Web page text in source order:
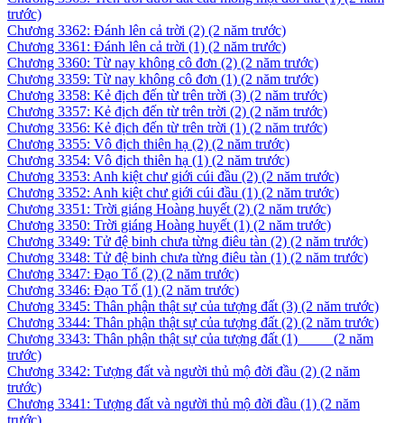
trước)
Chương 3362: Đánh lên cả trời (2) (2 năm trước)
Chương 3361: Đánh lên cả trời (1) (2 năm trước)
Chương 3360: Từ nay không cô đơn (2) (2 năm trước)
Chương 3359: Từ nay không cô đơn (1) (2 năm trước)
Chương 3358: Kẻ địch đến từ trên trời (3) (2 năm trước)
Chương 3357: Kẻ địch đến từ trên trời (2) (2 năm trước)
Chương 3356: Kẻ địch đến từ trên trời (1) (2 năm trước)
Chương 3355: Vô địch thiên hạ (2) (2 năm trước)
Chương 3354: Vô địch thiên hạ (1) (2 năm trước)
Chương 3353: Anh kiệt chư giới cúi đầu (2) (2 năm trước)
Chương 3352: Anh kiệt chư giới cúi đầu (1) (2 năm trước)
Chương 3351: Trời giáng Hoàng huyết (2) (2 năm trước)
Chương 3350: Trời giáng Hoàng huyết (1) (2 năm trước)
Chương 3349: Tử đệ binh chưa từng điêu tàn (2) (2 năm trước)
Chương 3348: Tử đệ binh chưa từng điêu tàn (1) (2 năm trước)
Chương 3347: Đạo Tổ (2) (2 năm trước)
Chương 3346: Đạo Tổ (1) (2 năm trước)
Chương 3345: Thân phận thật sự của tượng đất (3) (2 năm trước)
Chương 3344: Thân phận thật sự của tượng đất (2) (2 năm trước)
Chương 3343: Thân phận thật sự của tượng đất (1) ­ ­ ­ ­ ­ ­ ­ ­ ­ (2 năm
trước)
Chương 3342: Tượng đất và người thủ mộ đời đầu (2) (2 năm
trước)
Chương 3341: Tượng đất và người thủ mộ đời đầu (1) (2 năm